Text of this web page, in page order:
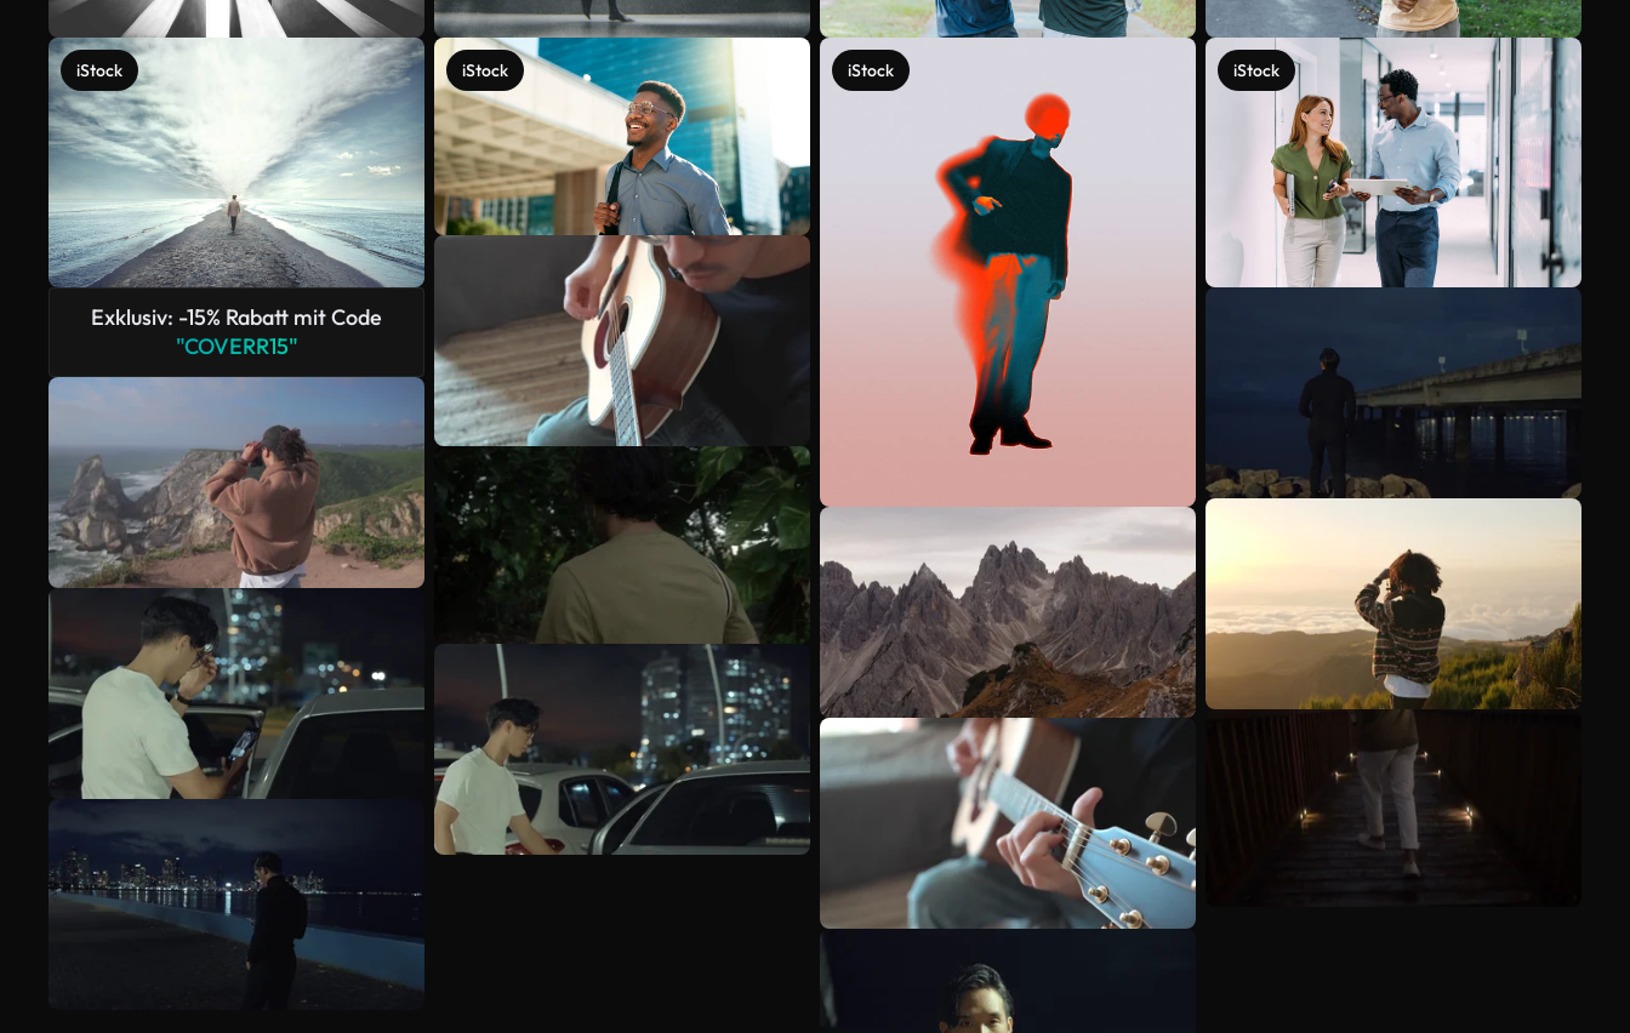
iStock
Exklusiv: -15% Rabatt mit Code
"COVERR15"
iStock iStock iStock
Mehr anzeigen